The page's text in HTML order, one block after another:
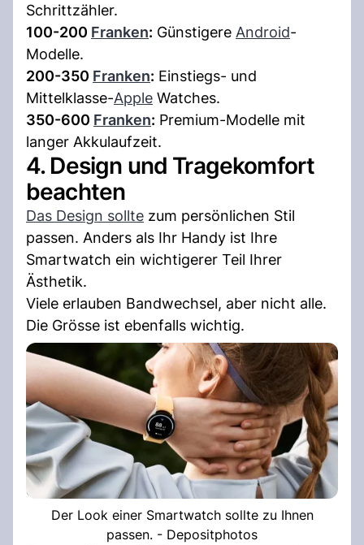
Schrittzähler.
100-200 Franken: Günstigere Android-
Modelle.
200-350 Franken: Einstiegs- und
Mittelklasse-Apple Watches.
350-600 Franken: Premium-Modelle mit
langer Akkulaufzeit.
4. Design und Tragekomfort
beachten
Das Design sollte zum persönlichen Stil
passen. Anders als Ihr Handy ist Ihre
Smartwatch ein wichtigerer Teil Ihrer
Ästhetik.
Viele erlauben Bandwechsel, aber nicht alle.
Die Grösse ist ebenfalls wichtig.
Der Look einer Smartwatch sollte zu Ihnen
passen. - Depositphotos